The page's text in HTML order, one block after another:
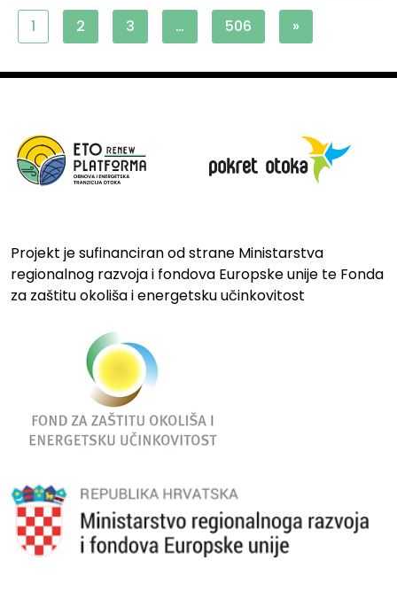
1 2 3 … 506 »
Projekt je sufinanciran od strane Ministarstva
regionalnog razvoja i fondova Europske unije te Fonda
za zaštitu okoliša i energetsku učinkovitost